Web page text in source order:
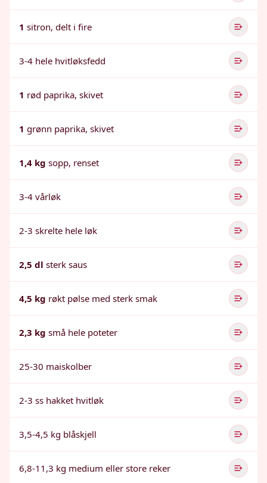
1 sitron, delt i fire
3-4 hele hvitløksfedd
1 rød paprika, skivet
1 grønn paprika, skivet
1,4 kg sopp, renset
3-4 vårløk
2-3 skrelte hele løk
2,5 dl sterk saus
4,5 kg røkt pølse med sterk smak
2,3 kg små hele poteter
25-30 maiskolber
2-3 ss hakket hvitløk
3,5-4,5 kg blåskjell
6,8-11,3 kg medium eller store reker